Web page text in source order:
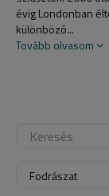
évig Londonban
különbözõ...
Tovább olvasom
Fodrászat